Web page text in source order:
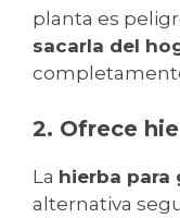
planta es
sacarla del
2. Ofrece
La hierba para
alternativa